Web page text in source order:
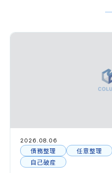
2026.08.06
債務整理
任意整理
自己破産